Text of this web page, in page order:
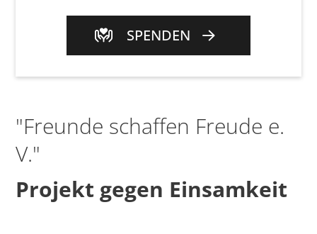
"Freunde schaffen Freude e.
V."
Projekt gegen Einsamkeit
SPENDEN